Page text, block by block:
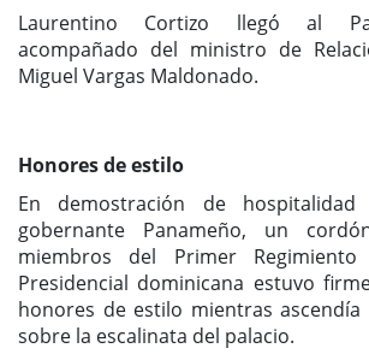
Laurentino Cortizo llegó al
acompañado del ministro de
Miguel Vargas Maldonado.
Honores de estilo
En demostración de
gobernante Panameño, un
miembros del Primer
Presidencial dominicana estuvo
honores de estilo mientras
sobre la escalinata del palacio.